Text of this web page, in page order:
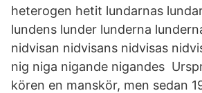
heterogen hetit lundarnas
lundens lunder lunderna
nidvisan nidvisans nidvisas
nig niga nigande nigandes
kören en manskör, men sedan